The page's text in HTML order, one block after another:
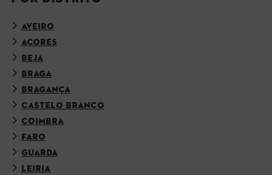
AVEIRO
AÇORES
BEJA
BRAGA
BRAGANÇA
CASTELO BRANCO
COIMBRA
FARO
GUARDA
LEIRIA